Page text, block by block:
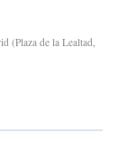
(Plaza de la Lealtad,